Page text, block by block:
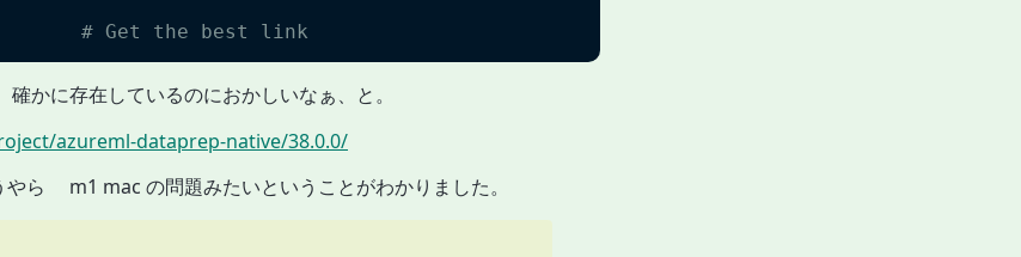
# Get the best link
かに存在しているのにおかしいなぁ、と。
azureml-dataprep-native/38.0.0/
やら m1 mac の問題みたいということがわかりました。